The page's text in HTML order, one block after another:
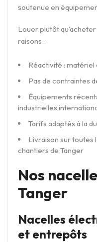
soutenue en
Louer plutôt
raisons :
Réactivité : matériel
Pas de contraintes
Équipements
industrielles
Tarifs adaptés à la
Livraison sur toutes
chantiers de Tanger
Nos
Tanger
Nacelles
et entrepôts